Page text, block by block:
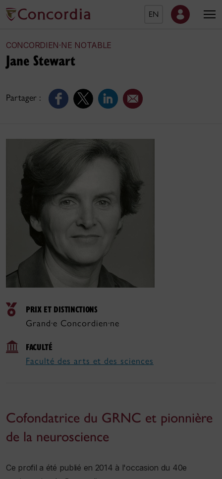
EN
CONCORDIEN·NE NOTABLE
Partager :
Jane Stewart
PRIX ET DISTINCTIONS
Grand·e Concordien·ne
FACULTÉ
Faculté des arts et des sciences
Cofondatrice du GRNC et pionnière
de la neuroscience
Ce profil a été publié en 2014 à l'occasion du 40e